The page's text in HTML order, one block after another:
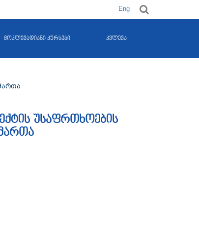
Eng
მოკლევადიანი კურსები კვლევა
უსაფრთხოების